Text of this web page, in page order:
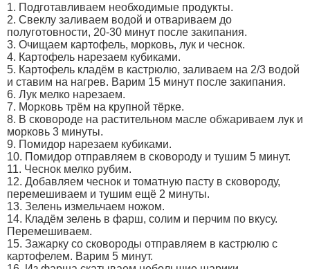
1. Подготавливаем необходимые продукты.
2. Свеклу заливаем водой и отвариваем до
полуготовности, 20-30 минут после закипания.
3. Очищаем картофель, морковь, лук и чеснок.
4. Картофель нарезаем кубиками.
5. Картофель кладём в кастрюлю, заливаем на 2/3 водой
и ставим на нагрев. Варим 15 минут после закипания.
6. Лук мелко нарезаем.
7. Морковь трём на крупной тёрке.
8. В сковороде на растительном масле обжариваем лук и
морковь 3 минуты.
9. Помидор нарезаем кубиками.
10. Помидор отправляем в сковороду и тушим 5 минут.
11. Чеснок мелко рубим.
12. Добавляем чеснок и томатную пасту в сковороду,
перемешиваем и тушим ещё 2 минуты.
13. Зелень измельчаем ножом.
14. Кладём зелень в фарш, солим и перчим по вкусу.
Перемешиваем.
15. Зажарку со сковороды отправляем в кастрюлю с
картофелем. Варим 5 минут.